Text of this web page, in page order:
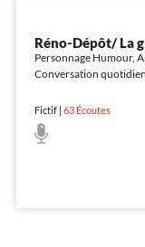
Réno-Dépôt/ La
Personnage Humour,
Conversation
Fictif| 63Écoutes